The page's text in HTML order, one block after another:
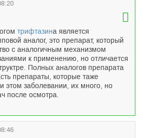
трифтазина является
аналог, это препарат, который
с аналогичным механизмом
к применению, но отличается
Полных аналогов препарата
препараты, которые таже
этом заболевании, их много, но
после осмотра.